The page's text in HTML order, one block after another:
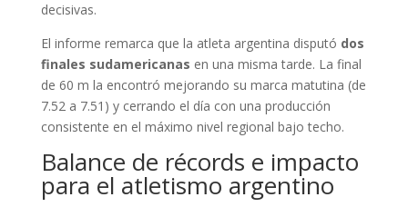
decisivas.
El informe remarca que la atleta argentina disputó dos
finales sudamericanas en una misma tarde. La final
de 60 m la encontró mejorando su marca matutina (de
7.52 a 7.51) y cerrando el día con una producción
consistente en el máximo nivel regional bajo techo.
Balance de récords e impacto
para el atletismo argentino